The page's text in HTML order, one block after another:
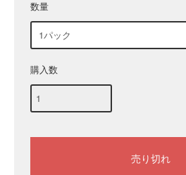
数量
購入数